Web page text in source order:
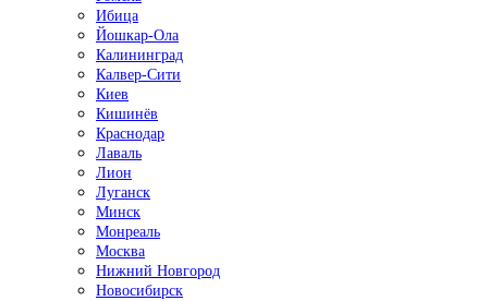
Ибица
Йошкар-Ола
Калининград
Калвер-Сити
Киев
Кишинёв
Краснодар
Лаваль
Лион
Луганск
Минск
Монреаль
Москва
Нижний Новгород
Новосибирск